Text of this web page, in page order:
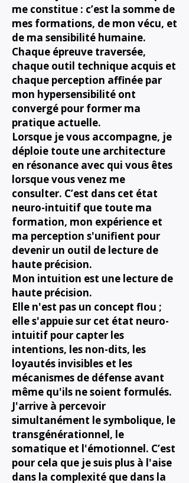
me constitue : c’est la somme de
mes formations, de mon vécu, et
de ma sensibilité humaine.
Chaque épreuve traversée,
chaque outil technique acquis et
chaque perception affinée par
mon hypersensibilité ont
convergé pour former ma
pratique actuelle.
Lorsque je vous accompagne, je
déploie toute une architecture
en résonance avec qui vous êtes
lorsque vous venez me
consulter. C’est dans cet état
neuro-intuitif que toute ma
formation, mon expérience et
ma perception s'unifient pour
devenir un outil de lecture de
haute précision.
Mon intuition est une lecture de
haute précision.
Elle n'est pas un concept flou ;
elle s'appuie sur cet état neuro-
intuitif pour capter les
intentions, les non-dits, les
loyautés invisibles et les
mécanismes de défense avant
même qu'ils ne soient formulés.
J'arrive à percevoir
simultanément le symbolique, le
transgénérationnel, le
somatique et l'émotionnel. C’est
pour cela que je suis plus à l'aise
dans la complexité que dans la